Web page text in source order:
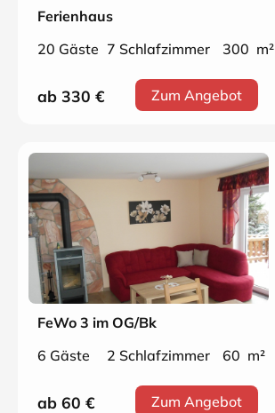
Ferienhaus
20 Gäste 7 Schlafzimmer 300 m²
ab 330 € Zum Angebot
FeWo 3 im OG/Bk
6 Gäste
2 Schlafzimmer 60 m²
ab 60 € Zum Angebot